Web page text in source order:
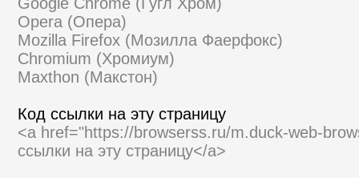
Opera (Опера)
Mozilla Firefox (Мозилла Фаерфокс)
Chromium (Хромиум)
Maxthon (Макстон)
Код ссылки на эту страницу
<a href="https://browserss.ru/m.duck-web-
ссылки на эту страницу</a>